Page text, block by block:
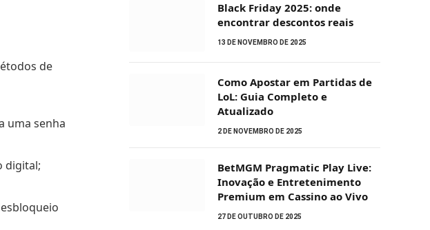
de
uma senha
digital;
Black Friday 2025: onde
encontrar descontos reais
13 DE NOVEMBRO DE 2025
Como Apostar em Partidas de
LoL: Guia Completo e
Atualizado
2 DE NOVEMBRO DE 2025
BetMGM Pragmatic Play Live:
Inovação e Entretenimento
Premium em Cassino ao Vivo
27 DE OUTUBRO DE 2025